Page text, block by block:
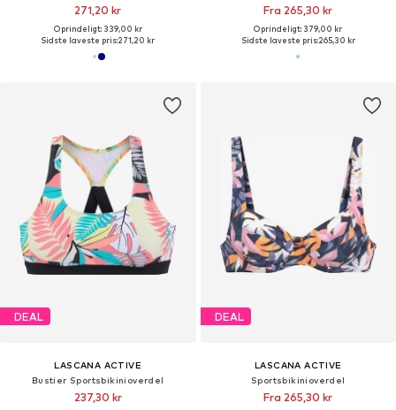
271,20 kr
Oprindeligt: 339,00 kr
Sidste laveste pris:271,20 kr
Fra 265,30 kr
Oprindeligt: 379,00 kr
Sidste laveste pris:265,30 kr
DEAL
LASCANA ACTIVE
Bustier Sportsbikinioverdel
237,30 kr
DEAL
LASCANA ACTIVE
Sportsbikinioverdel
Fra 265,30 kr